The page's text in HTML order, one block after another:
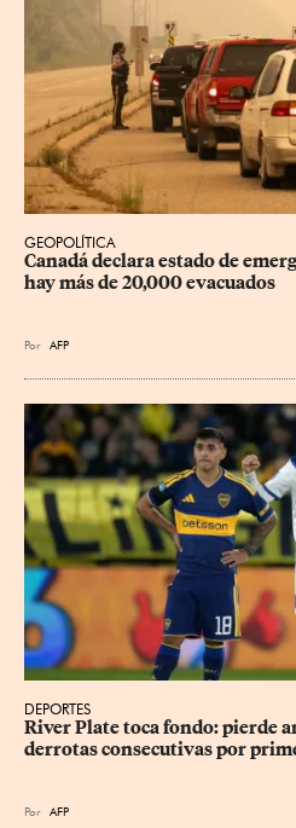
GEOPOLÍTICA
Canadá declara estado de
hay más de 20,000 evacuados
Por AFP
DEPORTES
River Plate toca fondo: pierde
derrotas consecutivas por
Por AFP